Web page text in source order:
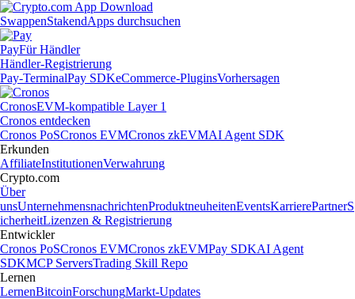
SwappenStakendApps durchsuchen
PayFür Händler
Händler-Registrierung
Pay-TerminalPay SDKeCommerce-PluginsVorhersagen
CronosEVM-kompatible Layer 1
Cronos entdecken
Cronos PoSCronos EVMCronos zkEVMAI Agent SDK
Erkunden
AffiliateInstitutionenVerwahrung
Crypto.com
Über
unsUnternehmensnachrichtenProduktneuheitenEventsKarrierePartnerS
icherheitLizenzen & Registrierung
Entwickler
Cronos PoSCronos EVMCronos zkEVMPay SDKAI Agent
SDKMCP ServersTrading Skill Repo
Lernen
LernenBitcoinForschungMarkt-Updates